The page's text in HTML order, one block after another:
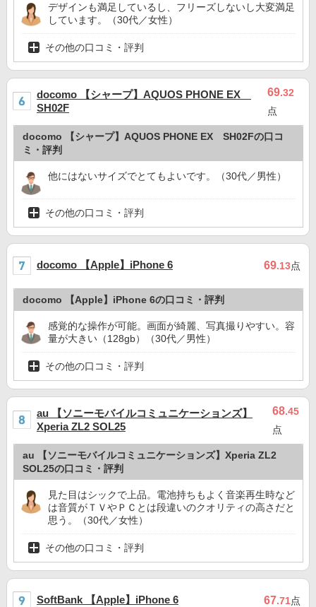
デザインも満足しているし、フリーズしないし大変満足
しています。（30代／女性）
その他の口コミ・評判
docomo 【シャープ】AQUOS PHONE EX
SH02F
69.32
点
docomo 【シャープ】AQUOS PHONE EX SH02Fの口コ
ミ・評判
他にはないサイズでとてもよいです。（30代／男性）
その他の口コミ・評判
docomo 【Apple】iPhone 6 69.13点
docomo 【Apple】iPhone 6の口コミ・評判
感覚的な操作が可能。画面が綺麗、写真撮りやすい。容
量が大きい（128gb）（30代／男性）
その他の口コミ・評判
au 【ソニーモバイルコミュニケーションズ】
Xperia ZL2 SOL25
68.45
点
au 【ソニーモバイルコミュニケーションズ】Xperia ZL2
SOL25の口コミ・評判
見た目はシックで上品。電池持ちもよく音楽再生時など
は音質がＴＶやＰＣとは段違いのクオリティの高さだと
思う。（30代／女性）
その他の口コミ・評判
SoftBank 【Apple】iPhone 6 67.71点